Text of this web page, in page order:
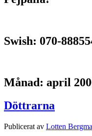
Swish: 070-
Månad: april
Döttrarna
Publicerat av Lotten